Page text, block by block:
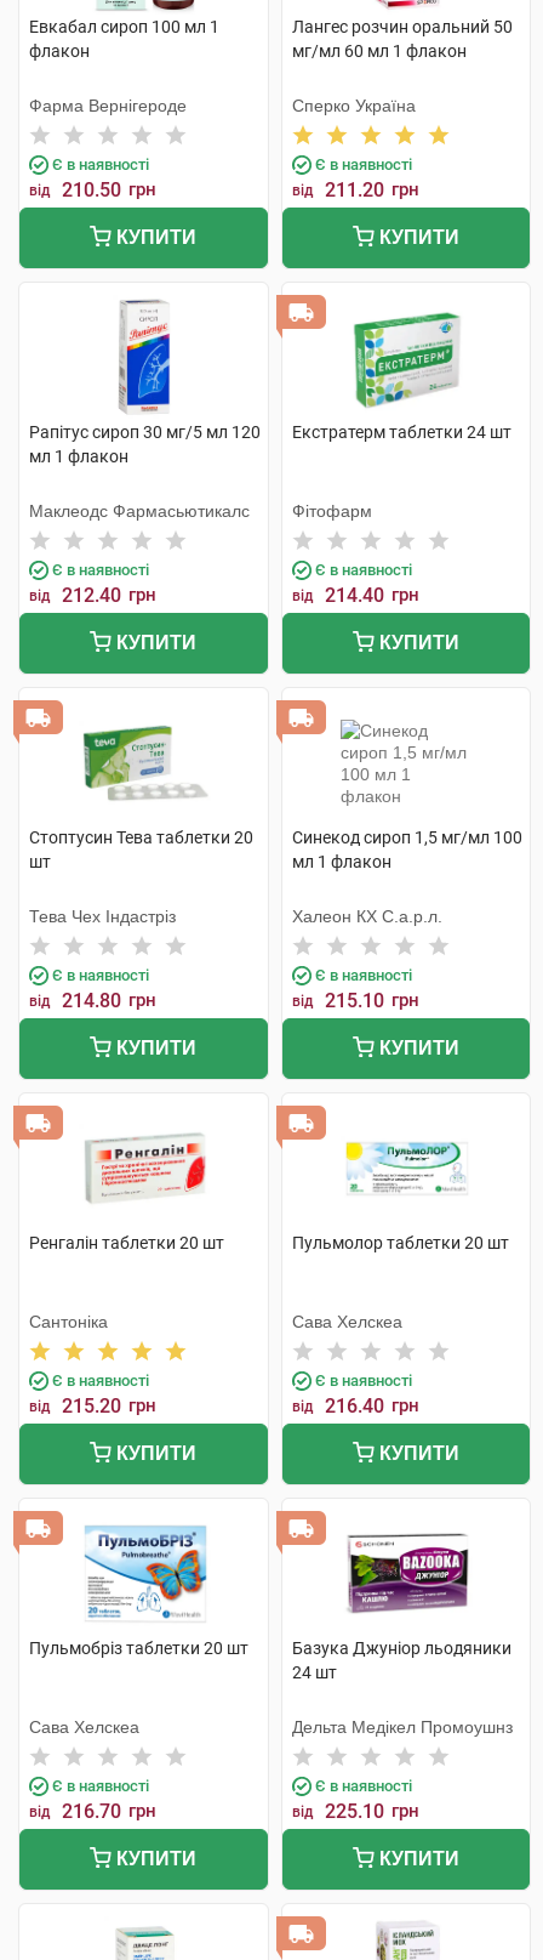
Евкабал сироп 100 мл 1
флакон
Фарма Вернігероде
Є в наявності
від 210.50 грн
КУПИТИ
Лангес розчин оральний 50
мг/мл 60 мл 1 флакон
Сперко Україна
Є в наявності
від 211.20 грн
КУПИТИ
Рапітус сироп 30 мг/5 мл 120
мл 1 флакон
Маклеодс Фармасьютикалс
Є в наявності
від 212.40 грн
КУПИТИ
Екстратерм таблетки 24 шт
Фітофарм
Є в наявності
від 214.40 грн
КУПИТИ
Стоптусин Тева таблетки 20
шт
Тева Чех Індастріз
Є в наявності
від 214.80 грн
КУПИТИ
Синекод сироп 1,5 мг/мл 100
мл 1 флакон
Халеон КХ С.а.р.л.
Є в наявності
від 215.10 грн
КУПИТИ
Ренгалін таблетки 20 шт
Сантоніка
Є в наявності
від 215.20 грн
КУПИТИ
Пульмолор таблетки 20 шт
Сава Хелскеа
Є в наявності
від 216.40 грн
КУПИТИ
Пульмобріз таблетки 20 шт
Сава Хелскеа
Є в наявності
від 216.70 грн
КУПИТИ
Базука Джуніор льодяники
24 шт
Дельта Медікел Промоушнз
Є в наявності
від 225.10 грн
КУПИТИ